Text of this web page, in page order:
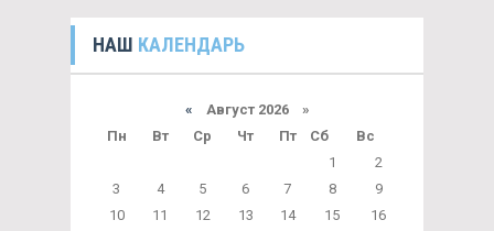
НАШ КАЛЕНДАРЬ
« Август 2026 »
Пн
Вт Ср Чт Пт Сб
Вс
1
2
3
4 5 6 7 8
9
10
11 12 13 14 15
16